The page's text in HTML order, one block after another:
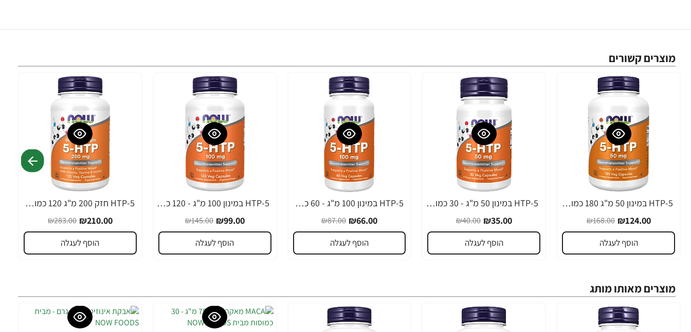
מוצרים קשורים
-26%
5-HTP במינון 50 מ"ג 180 כמוסות - מבית NOW FOODS
₪124.00
₪168.00
הוסף לעגלה
-13%
5-HTP במינון 50 מ"ג - 30 כמוסות - מבית NOW FOODS
₪35.00
₪40.00
הוסף לעגלה
-24%
5-HTP במינון 100 מ"ג - 60 כמוסות - מבית NOW FOODS
₪66.00
₪87.00
הוסף לעגלה
-32%
5-HTP במינון 100 מ"ג - 120 כמוסות צמחי - מבית NOW FOODS
₪99.00
₪145.00
הוסף לעגלה
-26%
5-HTP חזק 200 מ"ג 120 כמוסות - מבית NOW FOODS
₪210.00
₪283.00
הוסף לעגלה
מוצרים מאותו מותג